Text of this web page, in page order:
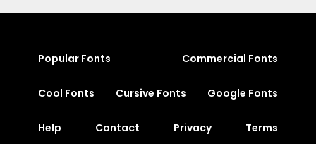
Popular Fonts Commercial Fonts
Cool Fonts Cursive Fonts Google Fonts
Help Contact Privacy Terms